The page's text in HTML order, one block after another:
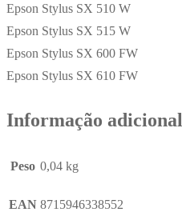
Epson Stylus SX 510 W
Epson Stylus SX 515 W
Epson Stylus SX 600 FW
Epson Stylus SX 610 FW
Informação adicional
Peso 0,04 kg
EAN 8715946338552